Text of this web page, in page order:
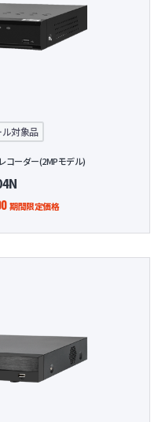
ル対象品
コーダー(2MPモデル)
期間限定価格